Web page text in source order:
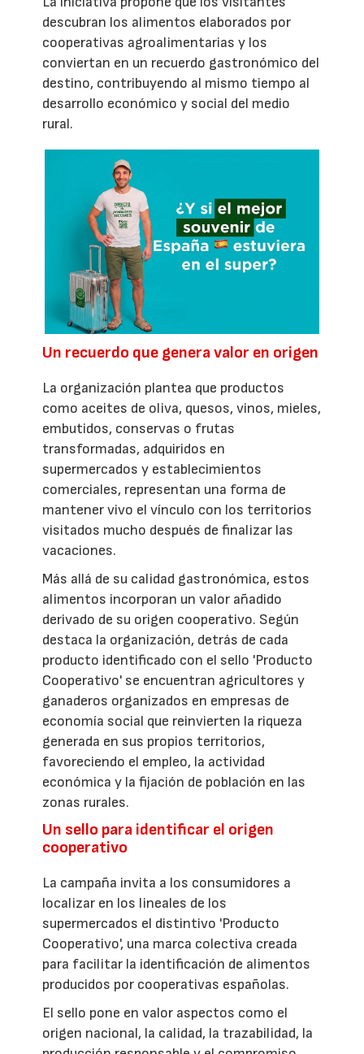
descubran los alimentos elaborados por
cooperativas agroalimentarias y los
conviertan en un recuerdo gastronómico del
destino, contribuyendo al mismo tiempo al
desarrollo económico y social del medio
rural.
Un recuerdo que genera valor en origen
La organización plantea que productos
como aceites de oliva, quesos, vinos, mieles,
embutidos, conservas o frutas
transformadas, adquiridos en
supermercados y establecimientos
comerciales, representan una forma de
mantener vivo el vínculo con los territorios
visitados mucho después de finalizar las
vacaciones.
Más allá de su calidad gastronómica, estos
alimentos incorporan un valor añadido
derivado de su origen cooperativo. Según
destaca la organización, detrás de cada
producto identificado con el sello 'Producto
Cooperativo' se encuentran agricultores y
ganaderos organizados en empresas de
economía social que reinvierten la riqueza
generada en sus propios territorios,
favoreciendo el empleo, la actividad
económica y la fijación de población en las
zonas rurales.
Un sello para identificar el origen
cooperativo
La campaña invita a los consumidores a
localizar en los lineales de los
supermercados el distintivo 'Producto
Cooperativo', una marca colectiva creada
para facilitar la identificación de alimentos
producidos por cooperativas españolas.
El sello pone en valor aspectos como el
origen nacional, la calidad, la trazabilidad, la